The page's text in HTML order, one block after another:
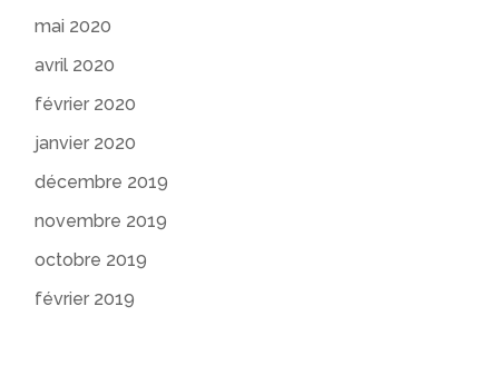
mai 2020
avril 2020
février 2020
janvier 2020
décembre 2019
novembre 2019
octobre 2019
février 2019